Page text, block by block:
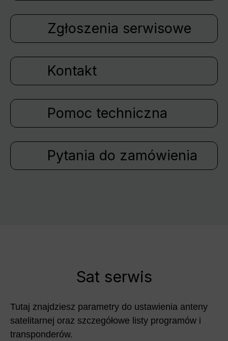
Zgłoszenia serwisowe
Kontakt
Pomoc techniczna
Pytania do zamówienia
Sat serwis
Tutaj znajdziesz parametry do ustawienia anteny
satelitarnej oraz szczegółowe listy programów i
transponderów.